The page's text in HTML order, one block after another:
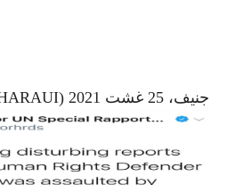
جنيف، 25 غشت 2021 (ECSAHARAUI)